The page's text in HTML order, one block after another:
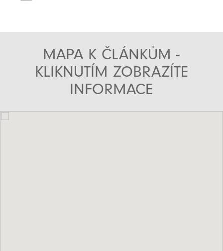
MAPA K ČLÁNKŮM -
KLIKNUTÍM ZOBRAZÍTE
INFORMACE